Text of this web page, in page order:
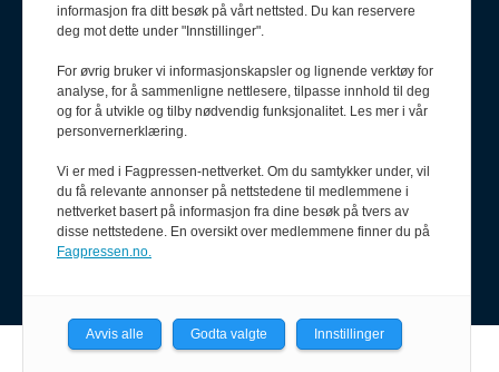
Meld deg på nyhetsbrev
informasjon fra ditt besøk på vårt nettsted. Du kan reservere
deg mot dette under "Innstillinger".
For øvrig bruker vi informasjonskapsler og lignende verktøy for
analyse, for å sammenligne nettlesere, tilpasse innhold til deg
og for å utvikle og tilby nødvendig funksjonalitet. Les mer i vår
personvernerklæring.
Vi er med i Fagpressen-nettverket. Om du samtykker under, vil
du få relevante annonser på nettstedene til medlemmene i
nettverket basert på informasjon fra dine besøk på tvers av
disse nettstedene. En oversikt over medlemmene finner du på
Fagpressen.no.
Avvis alle Godta valgte Innstillinger